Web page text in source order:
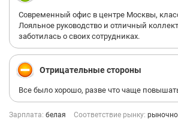
Современный офис в центре Москвы,
Лояльное руководство и отличный
заботилась о своих сотрудниках.
Отрицательные стороны
Все было хорошо, разве что чаще
Зарплата: белая Соответствие рынку: